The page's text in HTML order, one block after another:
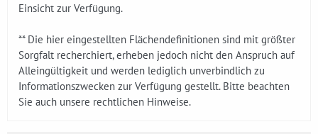
Einsicht zur Verfügung.
** Die hier eingestellten Flächendefinitionen sind mit größter
Sorgfalt recherchiert, erheben jedoch nicht den Anspruch auf
Alleingültigkeit und werden lediglich unverbindlich zu
Informationszwecken zur Verfügung gestellt. Bitte beachten
Sie auch unsere rechtlichen Hinweise.